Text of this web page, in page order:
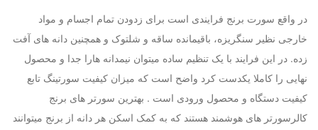
در واقع سورت برنج فرایندی است برای زدودن تمام اجسام و مواد
خارجی نظیر سنگریزه، باقیمانده ساقه و شلتوک و همچنین دانه های آفت
زده. در این فرایند با یک تنظیم ساده میتوان نیمدانه هارا جدا و محصول
نهایی را کاملا یکدست کرد واضح است که میزان کیفیت سورتینگ تابع
کیفیت دستگاه و محصول ورودی است . بهترین سورتر های برنج
کالرسورتر های هوشمند هستند که به کمک اسکن هر دانه از برنج میتوانند